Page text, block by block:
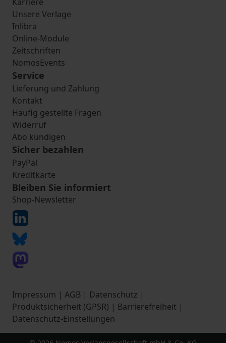
Karriere
Unsere Verlage
Inlibra
Online-Module
Zeitschriften
NomosEvents
Service
Lieferung und Zahlung
Kontakt
Häufig gestellte Fragen
Widerruf
Abo kündigen
Sicher bezahlen
PayPal
Kreditkarte
Bleiben Sie informiert
Shop-Newsletter
Impressum | AGB | Datenschutz |
Produktsicherheit (GPSR) | Barrierefreiheit |
Datenschutz-Einstellungen